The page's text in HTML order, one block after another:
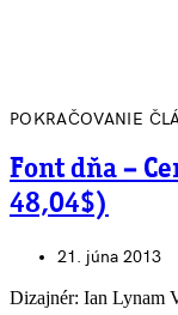
POKRAČOVANIE
Font dňa –
48,04$)
21. júna 2013
Dizajnér: Ian Lynam